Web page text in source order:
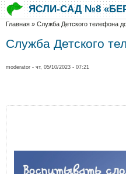
Перейти к основному содержанию
Skip to searchЯСЛИ-САД №8
Вы здесь
Главная » Служба Детского телефона
Служба Детского
moderator - чт, 05/10/2023 - 07:21